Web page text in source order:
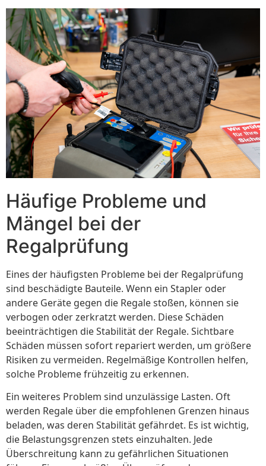
Häufige Probleme und
Mängel bei der
Regalprüfung
Eines der häufigsten Probleme bei der Regalprüfung
sind beschädigte Bauteile. Wenn ein Stapler oder
andere Geräte gegen die Regale stoßen, können sie
verbogen oder zerkratzt werden. Diese Schäden
beeinträchtigen die Stabilität der Regale. Sichtbare
Schäden müssen sofort repariert werden, um größere
Risiken zu vermeiden. Regelmäßige Kontrollen helfen,
solche Probleme frühzeitig zu erkennen.
Ein weiteres Problem sind unzulässige Lasten. Oft
werden Regale über die empfohlenen Grenzen hinaus
beladen, was deren Stabilität gefährdet. Es ist wichtig,
die Belastungsgrenzen stets einzuhalten. Jede
Überschreitung kann zu gefährlichen Situationen